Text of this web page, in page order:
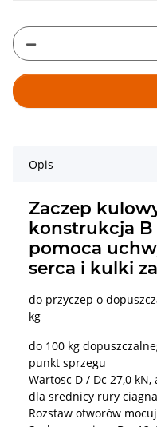
Opis
Zaczep
konstrukcja B
pomoca
serca i kulki
do przyczep o
kg
do 100 kg
punkt sprzegu
Wartosc D / Dc 27,0
dla srednicy rury
Rozstaw otworów